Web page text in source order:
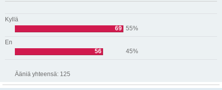
Kyllä
69 55%
En
56
45%
Ääniä yhteensä: 125